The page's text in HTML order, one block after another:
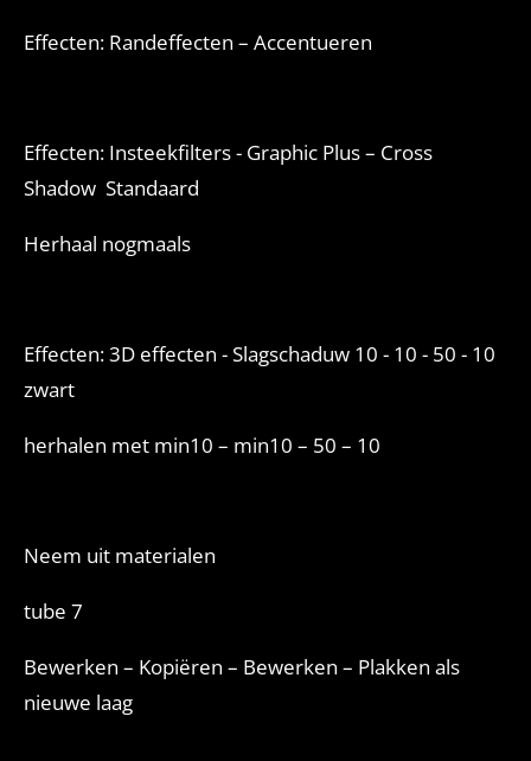
Effecten: Randeffecten – Accentueren
Effecten: Insteekfilters - Graphic Plus – Cross
Shadow Standaard
Herhaal nogmaals
Effecten: 3D effecten - Slagschaduw 10 - 10 - 50 - 10
zwart
herhalen met min10 – min10 – 50 – 10
Neem uit materialen
tube 7
Bewerken – Kopiëren – Bewerken – Plakken als
nieuwe laag